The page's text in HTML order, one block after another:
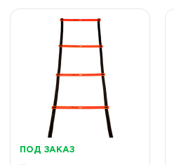
ПОД ЗАКАЗ